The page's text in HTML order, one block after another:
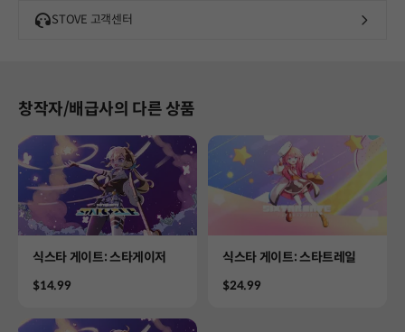
STOVE 고객센터
창작자/배급사의 다른 상품
Product
식스타 게이트: 스타게이저
Price
$14.99
Product
식스타 게이트: 스타트레일
Price
$24.99